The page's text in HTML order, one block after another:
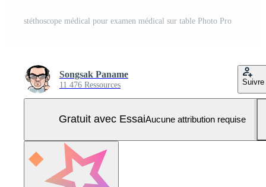
stéthoscope médical pour examen médical sur table Photo Pro
Songsak Paname
11 476 Ressources Suivre
Gratuit avec EssaiAucune attribution requise